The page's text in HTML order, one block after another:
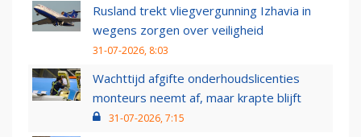
Rusland trekt vliegvergunning Izhavia in
wegens zorgen over veiligheid
31-07-2026, 8:03
Wachttijd afgifte onderhoudslicenties
monteurs neemt af, maar krapte blijft
31-07-2026, 7:15